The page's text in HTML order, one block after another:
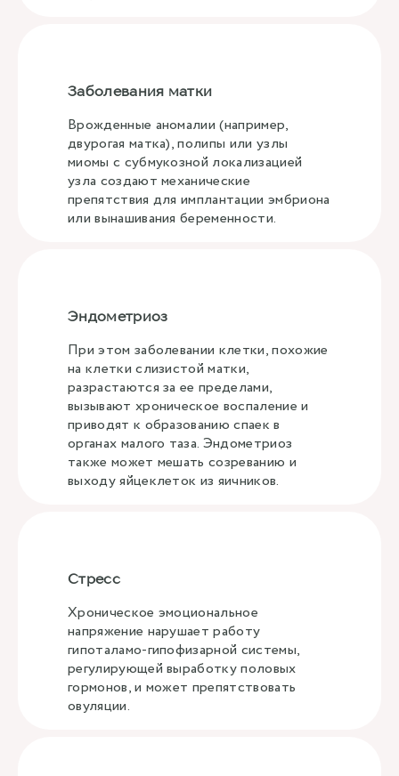
Заболевания матки
Врожденные аномалии (например,
двурогая матка), полипы или узлы
миомы с субмукозной локализацией
узла создают механические
препятствия для имплантации эмбриона
или вынашивания беременности.
Эндометриоз
При этом заболевании клетки, похожие
на клетки слизистой матки,
разрастаются за ее пределами,
вызывают хроническое воспаление и
приводят к образованию спаек в
органах малого таза. Эндометриоз
также может мешать созреванию и
выходу яйцеклеток из яичников.
Стресс
Хроническое эмоциональное
напряжение нарушает работу
гипоталамо-гипофизарной системы,
регулирующей выработку половых
гормонов, и может препятствовать
овуляции.